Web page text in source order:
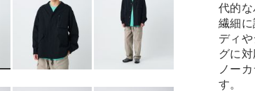
代的な
繊細
ディ
グに対
ノー
す。